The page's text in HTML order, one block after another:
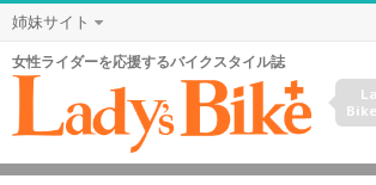
姉妹サイト
女性ライダーを応援するバイクスタイル誌